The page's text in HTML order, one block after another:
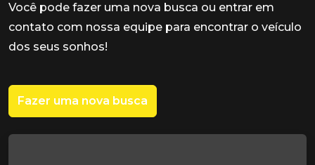
Você pode fazer uma nova busca ou entrar em
contato com nossa equipe para encontrar o veículo
dos seus sonhos!
Fazer uma nova busca